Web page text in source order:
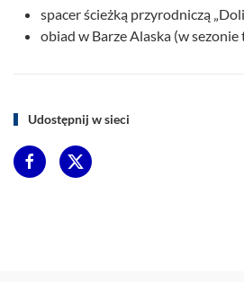
spacer ścieżką przyrodniczą
obiad w Barze Alaska (w
Udostępnij w sieci